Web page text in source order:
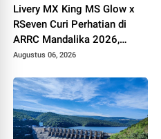
Livery MX King MS Glow x
RSeven Curi Perhatian di
ARRC Mandalika 2026,
Wawan Wello Siap Bertarung
Augustus 06, 2026